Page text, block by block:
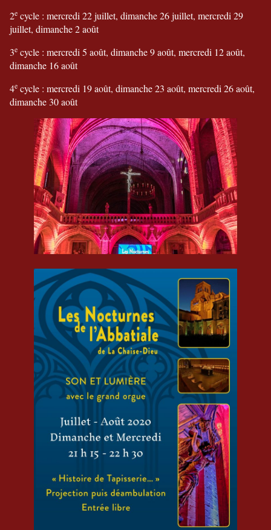
2e cycle : mercredi 22 juillet, dimanche 26 juillet, mercredi 29
juillet, dimanche 2 août
3e cycle : mercredi 5 août, dimanche 9 août, mercredi 12 août,
dimanche 16 août
4e cycle : mercredi 19 août, dimanche 23 août, mercredi 26 août,
dimanche 30 août